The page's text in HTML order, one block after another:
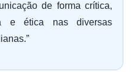
de forma crítica,
e ética nas diversas